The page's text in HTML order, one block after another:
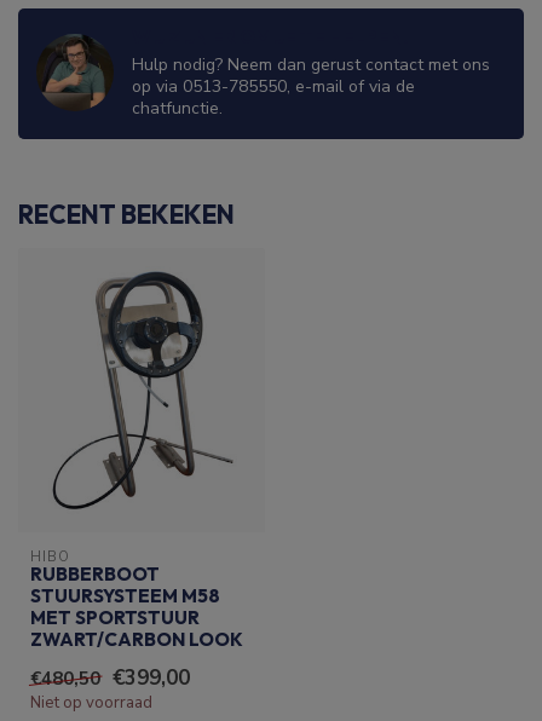
Hulp nodig? Neem dan gerust contact met ons
op via 0513-785550, e-mail of via de
chatfunctie.
RECENT BEKEKEN
HIBO
RUBBERBOOT
STUURSYSTEEM M58
MET SPORTSTUUR
ZWART/CARBON LOOK
€480,50 €399,00
Niet op voorraad